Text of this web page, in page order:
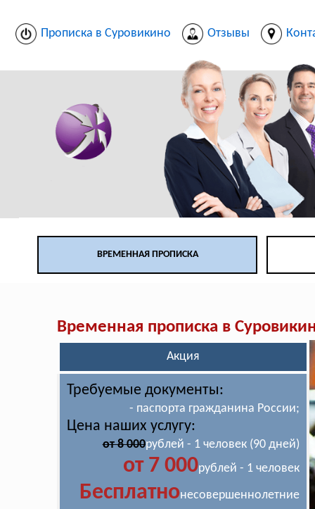
Прописка в Суровикино Отзывы
ВРЕМЕННАЯ ПРОПИСКА
Временная прописка в
Акция
Требуемые документы:
- паспорта гражданина России;
Цена наших услугу:
от 8 000рублей - 1 человек (90 дней)
от 7 000рублей - 1 человек
Бесплатнонесовершеннолетние